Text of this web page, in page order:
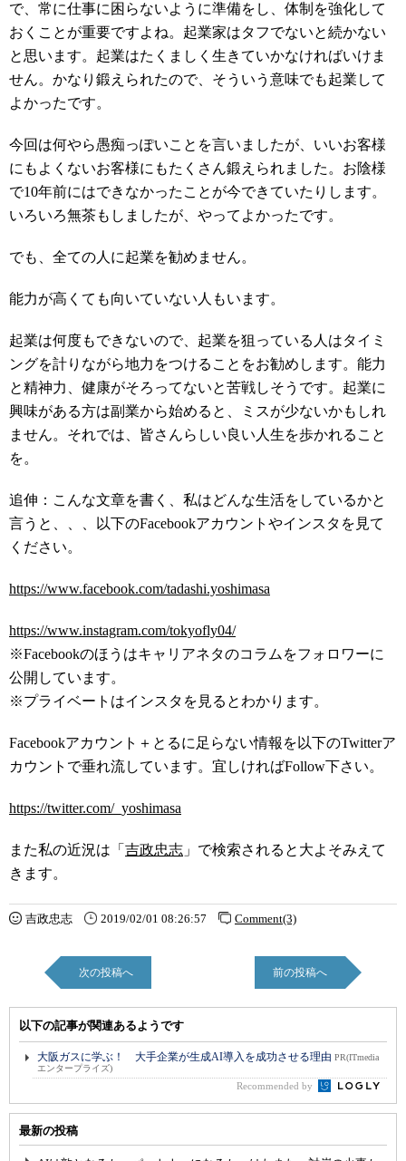
で、常に仕事に困らないように準備をし、体制を強化して
おくことが重要ですよね。起業家はタフでないと続かない
と思います。起業はたくましく生きていかなければいけま
せん。かなり鍛えられたので、そういう意味でも起業して
よかったです。
今回は何やら愚痴っぽいことを言いましたが、いいお客様
にもよくないお客様にもたくさん鍛えられました。お陰様
で10年前にはできなかったことが今できていたりします。
いろいろ無茶もしましたが、やってよかったです。
でも、全ての人に起業を勧めません。
能力が高くても向いていない人もいます。
起業は何度もできないので、起業を狙っている人はタイミ
ングを計りながら地力をつけることをお勧めします。能力
と精神力、健康がそろってないと苦戦しそうです。起業に
興味がある方は副業から始めると、ミスが少ないかもしれ
ません。それでは、皆さんらしい良い人生を歩かれること
を。
追伸：こんな文章を書く、私はどんな生活をしているかと
言うと、、、以下のFacebookアカウントやインスタを見て
ください。
https://www.facebook.com/tadashi.yoshimasa
https://www.instagram.com/tokyofly04/
※Facebookのほうはキャリアネタのコラムをフォロワーに
公開しています。
※プライベートはインスタを見るとわかります。
Facebookアカウント＋とるに足らない情報を以下のTwitterア
カウントで垂れ流しています。宜しければFollow下さい。
https://twitter.com/_yoshimasa
また私の近況は「 吉政忠志 」で検索されると大よそみえて
きます。
吉政忠志 2019/02/01 08:26:57 Comment(3)
次の投稿へ 前の投稿へ
以下の記事が関連あるようです
大阪ガスに学ぶ！ 大手企業が生成AI導入を成功させる理由 PR(ITmedia
エンタープライズ)
Recommended by
最新の投稿